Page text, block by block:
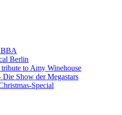
Berlin
to Amy Winehouse
Die Show der Megastars
Special